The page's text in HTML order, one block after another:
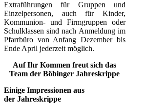
Extraführungen für Gruppen und
Einzelpersonen, auch für Kinder,
Kommunion- und Firmgruppen oder
Schulklassen sind nach Anmeldung im
Pfarrbüro von Anfang Dezember bis
Ende April jederzeit möglich.
Auf Ihr Kommen freut sich das
Team der Böbinger Jahreskrippe
Einige Impressionen aus
der Jahreskrippe